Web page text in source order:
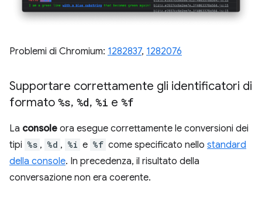
Problemi di Chromium: 1282837, 1282076
Supportare correttamente gli identificatori di
formato %s, %d, %i e %f
La console ora esegue correttamente le conversioni dei
tipi %s , %d , %i e %f come specificato nello standard
della console. In precedenza, il risultato della
conversazione non era coerente.